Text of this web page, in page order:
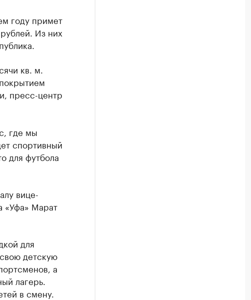
году примет
Из них
кв. м.
пресс-центр
где мы
спортивный
для футбола
вице-
«Уфа» Марат
для
детскую
а
лагерь.
в смену.